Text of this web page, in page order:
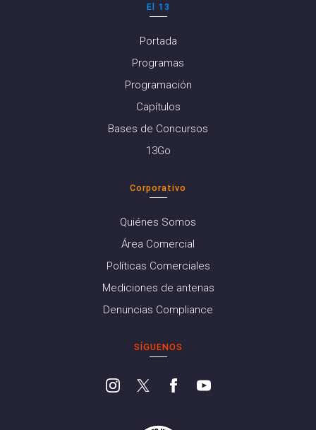
El 13
Portada
Programas
Programación
Capítulos
Bases de Concursos
13Go
Corporativo
Quiénes Somos
Área Comercial
Políticas Comerciales
Mediciones de antenas
Denuncias Compliance
SÍGUENOS